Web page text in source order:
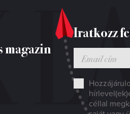
Iratkozz
céllal